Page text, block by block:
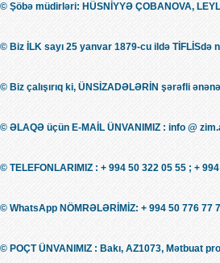
© Şöbə müdirləri: HÜSNİYYƏ ÇOBANOVA,
© Biz İLK sayı 25 yanvar 1879-cu ildə TİFLİSdə
© Biz çalışırıq ki, ÜNSİZADƏLƏRİN şərəfli
© ƏLAQƏ üçün E-MAİL ÜNVANIMIZ : info @
© TELEFONLARIMIZ : + 994 50 322 05 55 ; +
© WhatsApp NÖMRƏLƏRİMİZ: + 994 50 776 77
© POÇT ÜNVANIMIZ : Bakı, AZ1073, Mətbuat